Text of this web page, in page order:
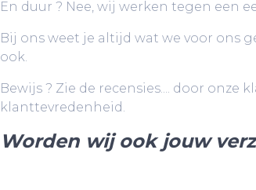
En duur ? Nee, wij werken tegen een
Bij ons weet je altijd wat we voor ons
ook.
Bewijs ? Zie de recensies.... door
klanttevredenheid.
Worden wij ook jouw